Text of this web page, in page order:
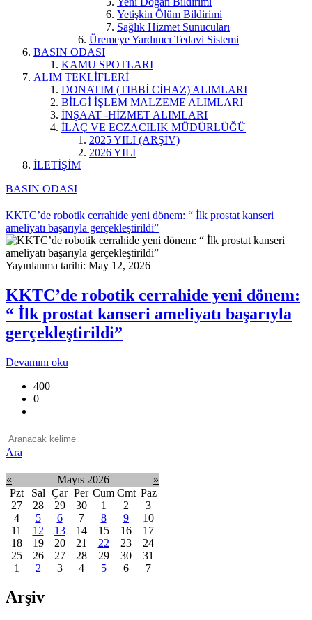
Yetişkin Ölüm Bildirimi
Sağlık Hizmet Sunucuları
Üremeye Yardımcı Tedavi Sistemi
BASIN ODASI
KAMU SPOTLARI
ALIM TEKLİFLERİ
DONATIM (TIBBİ CİHAZ) ALIMLARI
BİLGİ İŞLEM MALZEME ALIMLARI
İNŞAAT -HİZMET ALIMLARI
İLAÇ VE ECZACILIK MÜDÜRLÜĞÜ
2025 YILI (ARŞİV)
2026 YILI
İLETİŞİM
BASIN ODASI
KKTC’de robotik cerrahide yeni dönem: “ İlk prostat kanseri
ameliyatı başarıyla gerçekleştirildi”
Yayınlanma tarihi: May 12, 2026
KKTC’de robotik cerrahide yeni dönem:
“ İlk prostat kanseri ameliyatı başarıyla
gerçekleştirildi”
Devamını oku
400
0
Ara
« Mayıs 2026
»
Pzt
Sal Çar Per Cum Cmt Paz
27
28 29 30 1 2
3
4
5 6 7 8 9
10
11
12 13 14 15 16
17
18
19 20 21 22 23
24
25
26 27 28 29 30
31
1
2 3 4 5 6 7
Arşiv